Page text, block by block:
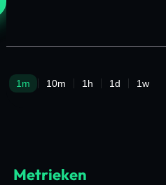
Metrieken